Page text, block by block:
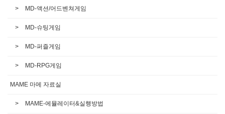
MD-액션/어드벤쳐게임
MD-슈팅게임
MD-퍼즐게임
MD-RPG게임
MAME 마메 자료실
MAME-에뮬레이터&실행방법